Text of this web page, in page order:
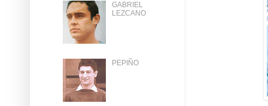
GABRIEL
LEZCANO
PEPIÑO